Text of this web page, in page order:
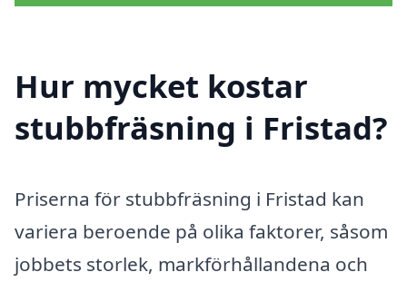
Hur mycket kostar
stubbfräsning i Fristad?
Priserna för stubbfräsning i Fristad kan
variera beroende på olika faktorer, såsom
jobbets storlek, markförhållandena och